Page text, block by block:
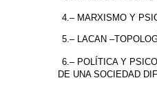
4.– MARXISMO Y
5.– LACAN
6.– POLÍTICA Y
DE UNA SOCIEDAD